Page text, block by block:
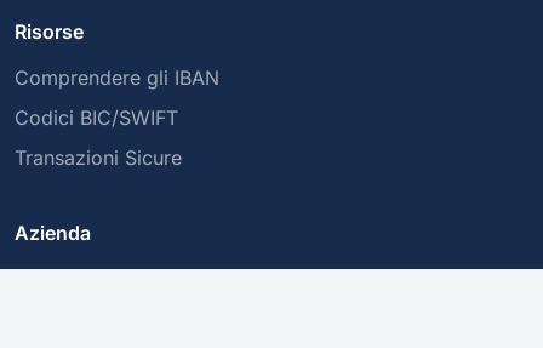
Risorse
Comprendere gli IBAN
Codici BIC/SWIFT
Transazioni Sicure
Azienda